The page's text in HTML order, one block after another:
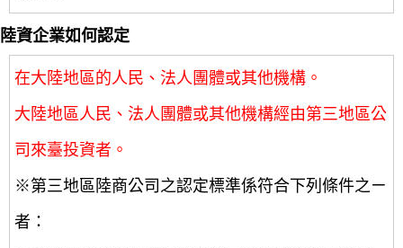
陸資企業如何認定
在大陸地區的人民、法人團體或其他機構。
大陸地區人民、法人團體或其他機構經由第三地區公
司來臺投資者。
※第三地區陸商公司之認定標準係符合下列條件之ㄧ
者：